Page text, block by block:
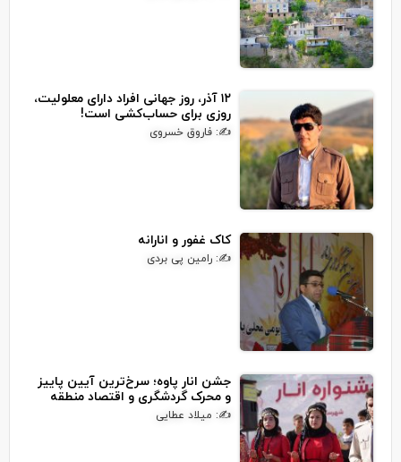
۱۲ آذر، روز جهانی افراد دارای معلولیت،
روزی برای حساب‌کشی است!
✍: فاروق خسروی
کاک غفور و انارانه
✍: رامین پی بردی
جشن انار پاوه؛ سرخ‌ترین آیین پاییز
و محرک گردشگری و اقتصاد منطقه
✍: میلاد عطایی